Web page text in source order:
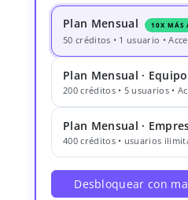
Plan Mensual 10X MÁS
50 créditos • 1 usuario •
Plan Mensual ·
200 créditos • 5 usuarios •
Plan Mensual ·
400 créditos • usuarios
Desbloquear con